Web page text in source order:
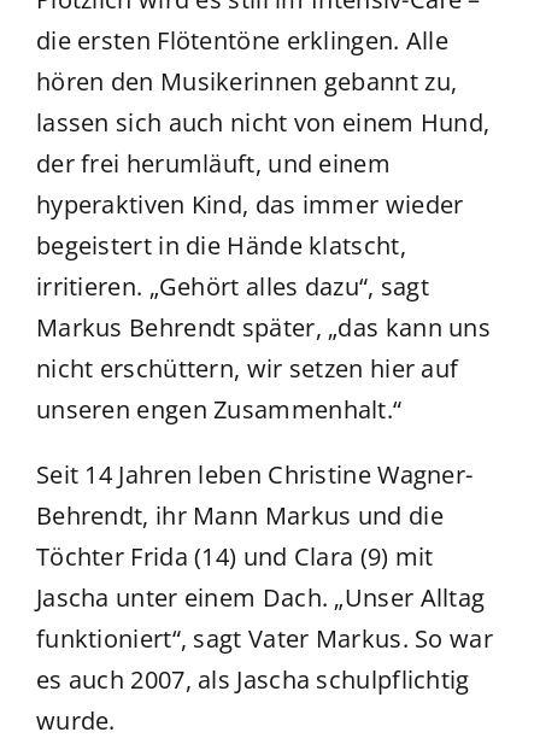
die ersten Flötentöne erklingen. Alle
hören den Musikerinnen gebannt zu,
lassen sich auch nicht von einem Hund,
der frei herumläuft, und einem
hyperaktiven Kind, das immer wieder
begeistert in die Hände klatscht,
irritieren. „Gehört alles dazu“, sagt
Markus Behrendt später, „das kann uns
nicht erschüttern, wir setzen hier auf
unseren engen Zusammenhalt.“
Seit 14 Jahren leben Christine Wagner-
Behrendt, ihr Mann Markus und die
Töchter Frida (14) und Clara (9) mit
Jascha unter einem Dach. „Unser Alltag
funktioniert“, sagt Vater Markus. So war
es auch 2007, als Jascha schulpflichtig
wurde.